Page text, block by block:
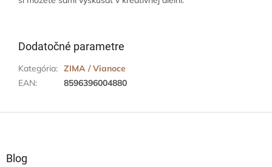
Dodatočné parametre
Kategória: ZIMA / Vianoce
EAN: 8596396004880
Blog